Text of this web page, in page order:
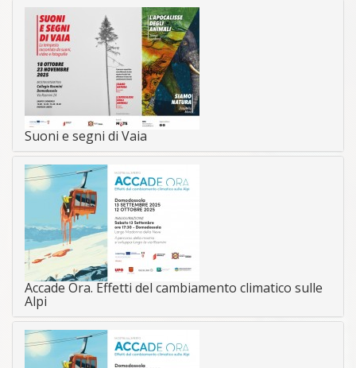
Suoni e segni di Vaia
Accade Ora. Effetti del cambiamento climatico sulle
Alpi